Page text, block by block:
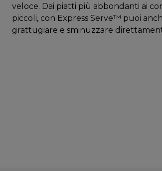
veloce. Dai piatti più abbondanti ai
piccoli, con Express Serve™ puoi
grattugiare e sminuzzare